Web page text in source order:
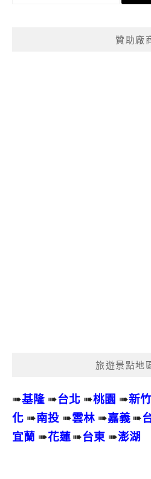
贊助廠
旅遊景點地
➠基隆 ➠台北 ➠桃園 ➠新竹
化 ➠南投 ➠雲林 ➠嘉義➠
宜蘭 ➠花蓮➠台東 ➠澎湖